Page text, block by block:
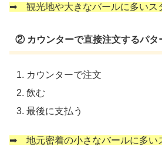
➡ 観光地や大きなバールに多いス
② カウンターで直接注文するパタ
カウンターで注文
飲む
最後に支払う
➡ 地元密着の小さなバールに多い